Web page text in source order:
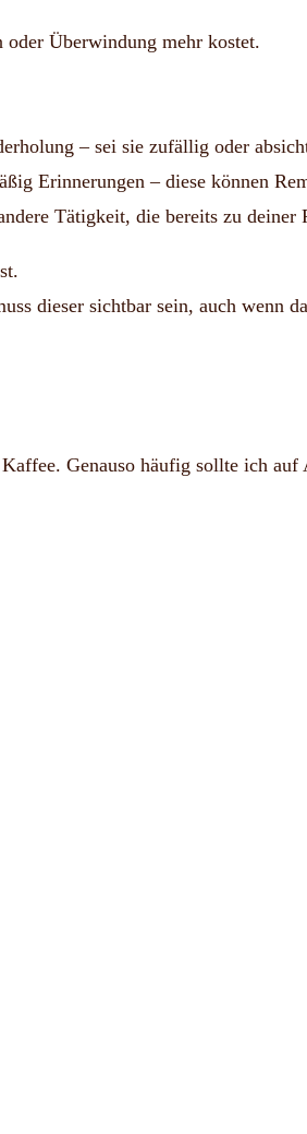
Überwindung mehr kostet.
– sei sie zufällig oder
Erinnerungen – diese können
Tätigkeit, die bereits zu deiner
dieser sichtbar sein, auch wenn
Genauso häufig sollte ich